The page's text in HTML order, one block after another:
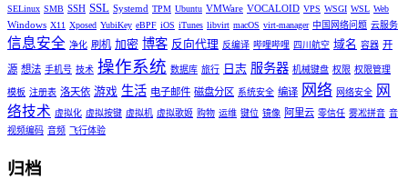
SELinux SMB SSH SSL Systemd TPM Ubuntu VMWare VOCALOID VPS WSGI WSL Web
Windows X11 Xposed YubiKey eBPF iOS iTunes libvirt macOS virt-manager 中国网络问题 云服务
信息安全 净化 刷机 加密 博客 反向代理 反编译 哔哩哔哩 四川航空 域名 容器 开
源 想法 手机号 技术 操作系统 数据库 旅行 日志 服务器 机械键盘 权限 权限管理
模板 注册表 洛天依 游戏 生活 电子邮件 磁盘分区 系统安全 编译 网络 网络安全
网
络技术 虚拟化 虚拟按键 虚拟机 虚拟歌姬 购物 运维 键位 镜像 阿里云 零信任 雾凇拼音 音
视频编码 音频 飞行体验
归档